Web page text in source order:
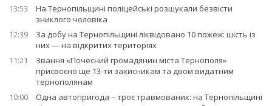
13:53
На Тернопільщині поліцейські розшукали безвісти
зниклого чоловіка
12:39
За добу на Тернопільщині ліквідовано 10 пожеж: шість із
них — на відкритих територіях
11:21
Звання «Почесний громадянин міста Тернополя»
присвоєно ще 13-ти захисникам та двом видатним
тернополянам
10:00
Одна автопригода – троє травмованих: на Тернопільщині